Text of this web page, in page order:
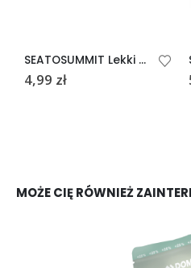
SEATOSUMMIT Lekki widelec kempingowy
4,99 zł
MOŻE CIĘ RÓWNIEŻ